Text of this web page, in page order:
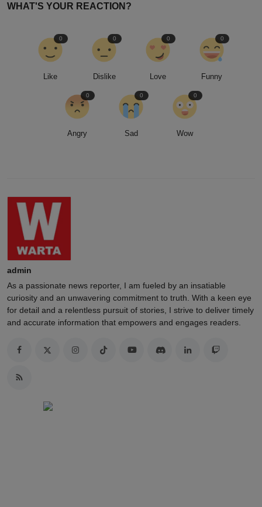
WHAT'S YOUR REACTION?
Like
0
Dislike
0
Love
0
Funny
0
Angry
0
Sad
0
Wow
0
admin
As a passionate news reporter, I am fueled by an insatiable
curiosity and an unwavering commitment to truth. With a keen eye
for detail and a relentless pursuit of stories, I strive to deliver timely
and accurate information that empowers and engages readers.